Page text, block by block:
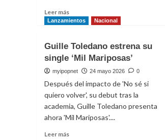
Leer más
más
celebrará
el
aniversario
‘Hensito’
en
Madrid
Lanzamientos Nacional
Guille Toledano estrena su
single ‘Mil Mariposas’
myipopnet 24 mayo 2026 0
Después del impacto de 'No sé si
quiero volver', su debut tras la
academia, Guille Toledano presenta
ahora 'Mil Mariposas'....
Leer más